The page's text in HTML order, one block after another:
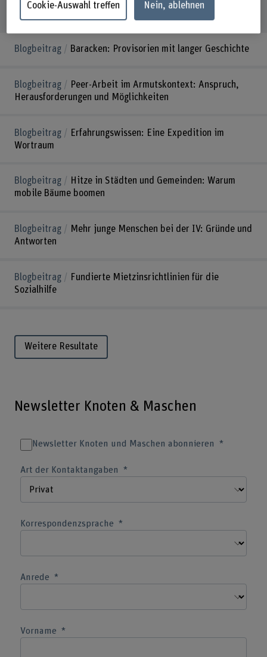
Blogbeitrag Baracken: Provisorien mit langer Geschichte
Blogbeitrag
Peer-Arbeit im Armutskontext: Anspruch,
Herausforderungen und Möglichkeiten
Blogbeitrag
Erfahrungswissen: Eine Expedition im
Wortraum
Blogbeitrag
Hitze in Städten und Gemeinden: Warum
mobile Bäume boomen
Blogbeitrag
Mehr junge Menschen bei der IV: Gründe und
Antworten
Blogbeitrag
Fundierte Mietzinsrichtlinien für die
Sozialhilfe
Weitere Resultate
Newsletter Knoten & Maschen
Newsletter Knoten und Maschen abonnieren
Art der Kontaktangaben
Korrespondenzsprache
Anrede
Vorname
Cookie-Auswahl treffen Nein, ablehnen